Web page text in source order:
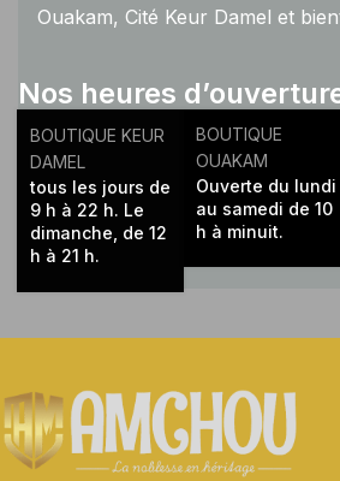
Ouakam, Cité Keur Damel et
Nos heures
BOUTIQUE KEUR
DAMEL
tous les jours de
9 h à 22 h. Le
dimanche, de 12
h à 21 h.
BOUTIQUE
OUAKAM
Ouverte du lundi
au samedi de 10
h à minuit.